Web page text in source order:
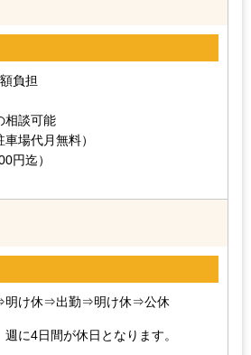
負担
相談可能
場代月無料）
円迄）
明け休⇒出勤⇒明け休⇒公休
に4日間が休日となります。